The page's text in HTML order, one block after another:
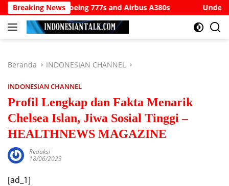
Langsung
ke
konten
Breaking News
777s and Airbus A380s Understanding SWIFT
Beranda INDONESIAN CHANNEL
INDONESIAN CHANNEL
Profil Lengkap dan Fakta Menarik
Chelsea Islan, Jiwa Sosial Tinggi –
HEALTHNEWS MAGAZINE
Redaksi
18/06/2023
[ad_1]